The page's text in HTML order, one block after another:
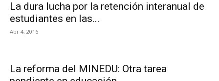
La dura lucha por la retención interanual de
estudiantes en las...
Abr 4, 2016
La reforma del MINEDU: Otra tarea